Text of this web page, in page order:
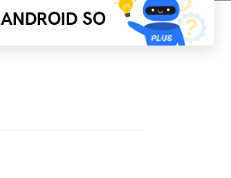
ANDROID SO